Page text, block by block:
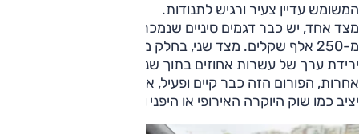
המשומש עדיין צעיר ורגיש לתנודות.
מצד אחד, יש כבר דגמים סיניים שנמכרים כיד שנייה ביותר
מ-250 אלף שקלים. מצד שני, בחלק מהמקרים אפשר לראות
ירידת ערך של עשרות אחוזים בתוך שנתיים בלבד. במילים
אחרות, הפורום הזה כבר קיים ופעיל, אבל הוא עדיין רחוק מלהיות
יציב כמו שוק היוקרה האירופי או היפני והקוריאני.